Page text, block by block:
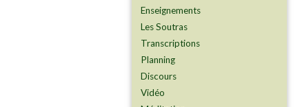
Enseignements
Les Soutras
Transcriptions
Planning
Discours
Vidéo